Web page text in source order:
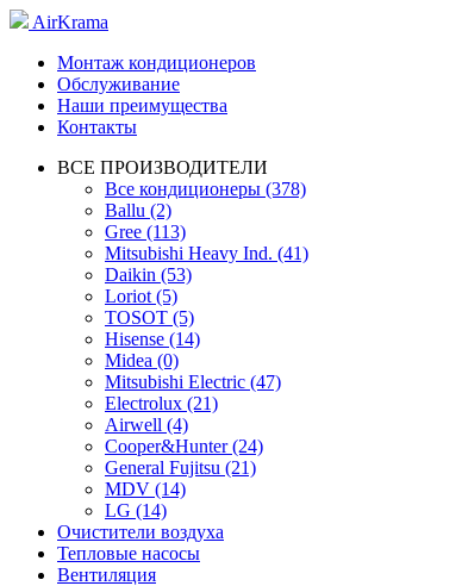
AirKrama
Монтаж кондиционеров
Обслуживание
Наши преимущества
Контакты
ВСЕ ПРОИЗВОДИТЕЛИ
Все кондиционеры (378)
Ballu (2)
Gree (113)
Mitsubishi Heavy Ind. (41)
Daikin (53)
Loriot (5)
TOSOT (5)
Hisense (14)
Midea (0)
Mitsubishi Electric (47)
Electrolux (21)
Airwell (4)
Cooper&Hunter (24)
General Fujitsu (21)
MDV (14)
LG (14)
Очистители воздуха
Тепловые насосы
Вентиляция